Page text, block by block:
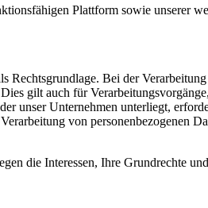
Plattform sowie unserer
Bei der
gilt auch für
unser Unternehmen unterliegt,
von personenbezogenen
die Interessen, Ihre Grundrechte